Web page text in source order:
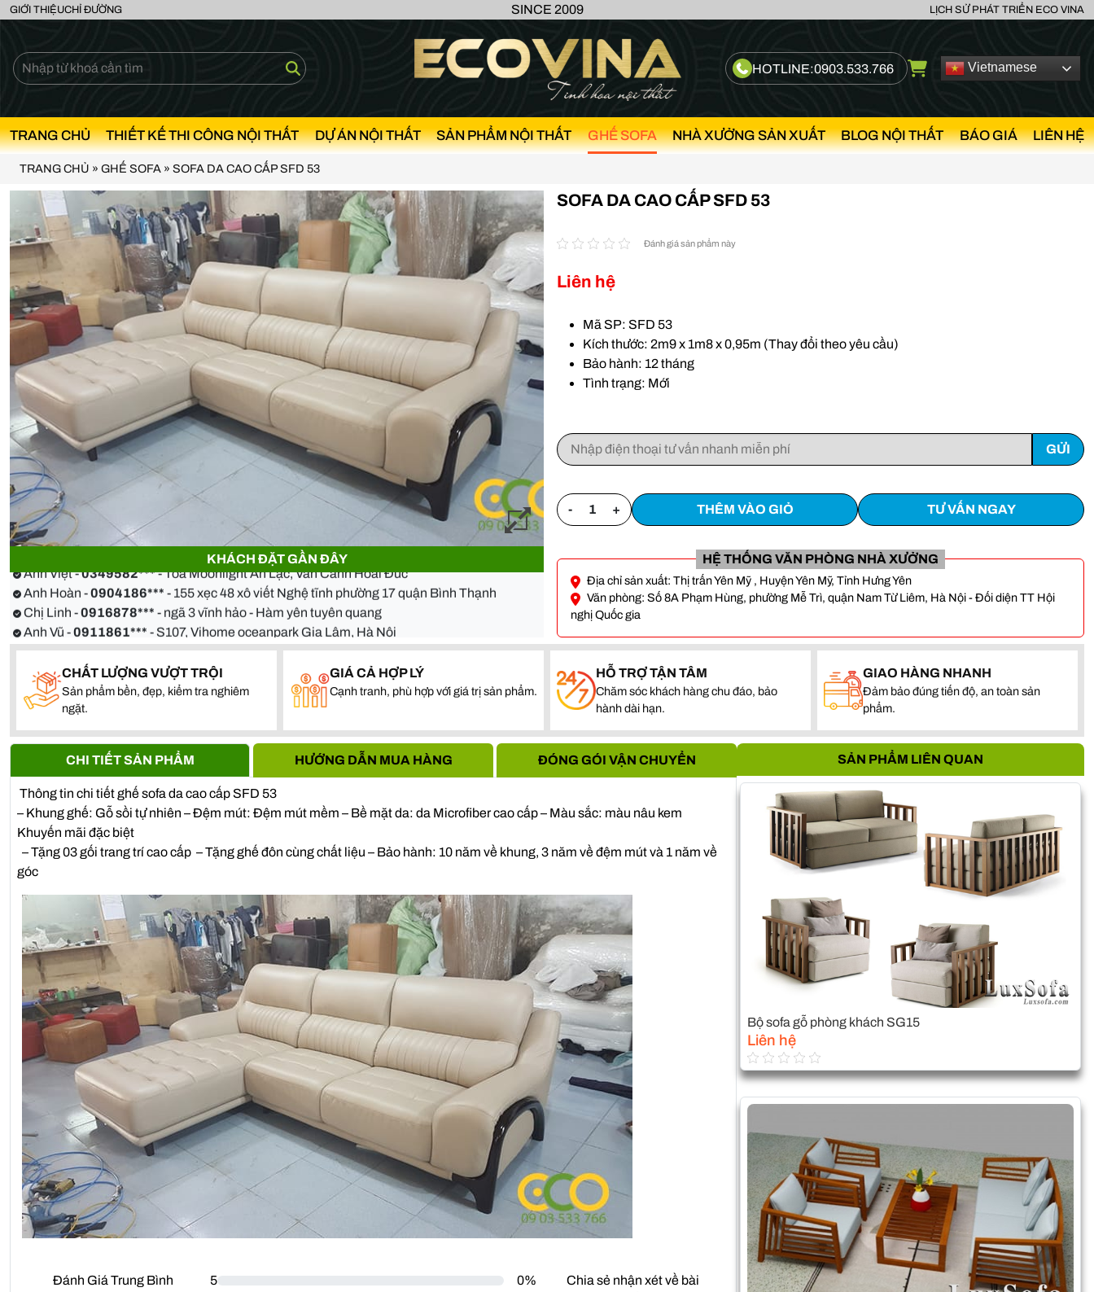
GIỚI THIỆUCHỈ ĐƯỜNG SINCE 2009 LỊCH SỬ PHÁT TRIỂN ECO VINA
HOTLINE:0903.533.766 Vietnamese
TRANG CHỦ THIẾT KẾ THI CÔNG NỘI THẤT DỰ ÁN NỘI THẤT SẢN PHẨM NỘI THẤT GHẾ SOFA NHÀ XƯỞNG SẢN XUẤT BLOG NỘI THẤT BÁO GIÁ LIÊN HỆ
TRANG CHỦ » GHẾ SOFA » SOFA DA CAO CẤP SFD 53
KHÁCH ĐẶT GẦN ĐÂY
Anh Thiện - 0929090***
- 23 Mẹ Thứ - Hòa Xuân - Cẩm Lệ - Đà Nẵng
Chị Hoa -
0988068***
- 56 Nguyễn Khang, Cầu Giấy
- Toà Moonlight An Lạc, Vân Canh Hoài Đức
Anh Hoàn -0904186*** - 155 xẹc 48 xô viết Nghệ tĩnh phường 17 quận Bình Thạnh
Chị Linh - 0916878***
- ngã 3 vĩnh hảo - Hàm yên tuyên quang
Anh Vũ - 0911861***- S107, Vihome oceanpark Gia Lâm, Hà Nội
Anh Thiện -0929090***- 23 Mẹ Thứ - Hòa Xuân - Cẩm Lệ - Đà Nẵng
Anh Việt -0349582***- Toà Moonlight An Lạc, Vân Canh Hoài Đức
Anh Hoàn -0904186*** - 155 xẹc 48 xô viết Nghệ tĩnh phường 17 quận Bình Thạnh
Chị Linh -0916878***
Anh Vũ -0911861***- S107, Vihome oceanpark Gia Lâm, Hà Nội
SOFA DA CAO CẤP SFD 53
Đánh giá sản phẩm này
Liên hệ
Mã SP: SFD 53
Kích thước: 2m9 x 1m8 x 0,95m (Thay đổi theo yêu cầu)
Bảo hành: 12 tháng
Tình trạng: Mới
- + THÊM VÀO GIỎ TƯ VẤN NGAY
HỆ THỐNG VĂN PHÒNG NHÀ XƯỞNG
Địa chỉ sản xuất: Thị trấn Yên Mỹ , Huyện Yên Mỹ, Tỉnh Hưng Yên
Văn phòng: Số 8A Phạm Hùng, phường Mễ Trì, quận Nam Từ Liêm, Hà Nội - Đối diện TT Hội
nghị Quốc gia
CHẤT LƯỢNG VƯỢT TRỘI
Sản phẩm bền, đẹp, kiểm tra nghiêm
ngặt.
GIÁ CẢ HỢP LÝ
Cạnh tranh, phù hợp với giá trị sản phẩm.
HỖ TRỢ TẬN TÂM
Chăm sóc khách hàng chu đáo, bảo
hành dài hạn.
GIAO HÀNG NHANH
Đảm bảo đúng tiến độ, an toàn sản
phẩm.
CHI TIẾT SẢN PHẨM HƯỚNG DẪN MUA HÀNG ĐÓNG GÓI VẬN CHUYỂN
Thông tin chi tiết ghế sofa da cao cấp SFD 53
– Khung ghế: Gỗ sồi tự nhiên – Đệm mút: Đệm mút mềm – Bề mặt da: da Microfiber cao cấp – Màu sắc: màu nâu kem
Khuyến mãi đặc biệt
– Tặng 03 gối trang trí cao cấp – Tặng ghế đôn cùng chất liệu – Bảo hành: 10 năm về khung, 3 năm về đệm mút và 1 năm về
góc
Đánh Giá Trung Bình 5
0%
Chia sẻ nhận xét về bài
SẢN PHẨM LIÊN QUAN
Bộ sofa gỗ phòng khách SG15
Liên hệ